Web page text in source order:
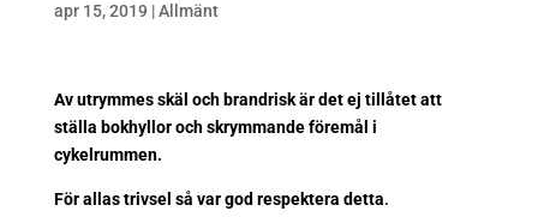
apr 15, 2019 |Allmänt
Av utrymmes skäl och brandrisk är det ej tillåtet att
ställa bokhyllor och skrymmande föremål i
cykelrummen.
För allas trivsel så var god respektera detta.